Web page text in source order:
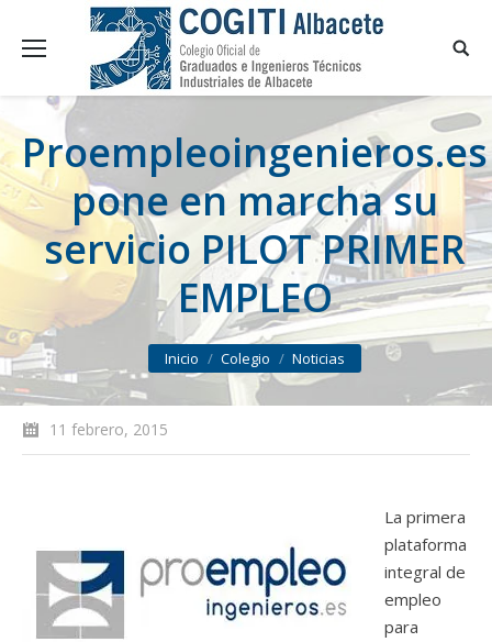
Proempleoingenieros.es
pone en marcha su
servicio PILOT PRIMER
EMPLEO
You are here:
Inicio Colegio Noticias
11 febrero, 2015
La primera
plataforma
integral de
empleo
para